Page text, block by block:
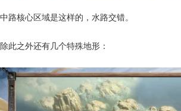
中路核心区域是这样的，水路交错。
除此之外还有几个特殊地形：